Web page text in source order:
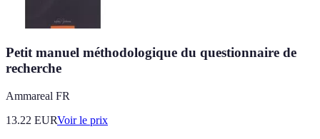
Petit manuel méthodologique du questionnaire de
recherche
Ammareal FR
13.22 EURVoir le prix